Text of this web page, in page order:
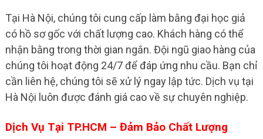
Tại Hà Nội, chúng tôi cung cấp làm bằng đại học giả
có hồ sơ gốc với chất lượng cao. Khách hàng có thể
nhận bằng trong thời gian ngắn. Đội ngũ giao hàng của
chúng tôi hoạt động 24/7 để đáp ứng nhu cầu. Bạn chỉ
cần liên hệ, chúng tôi sẽ xử lý ngay lập tức. Dịch vụ tại
Hà Nội luôn được đánh giá cao về sự chuyên nghiệp.
Dịch Vụ Tại TP.HCM – Đảm Bảo Chất Lượng